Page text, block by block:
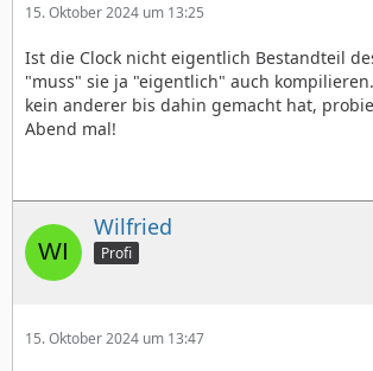
15. Oktober 2024 um 13:25
Ist die Clock nicht eigentlich Bestandteil
"muss" sie ja "eigentlich" auch
kein anderer bis dahin gemacht hat,
Abend mal!
Wilfried
Profi
15. Oktober 2024 um 13:47